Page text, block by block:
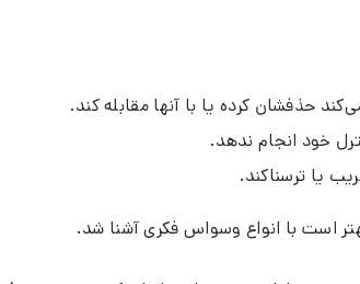
حذفشان کرده یا با آنها مقابله کند.
خود انجام ندهد.
یا ترسناکند.
است با انواع وسواس فکری آشنا شد.